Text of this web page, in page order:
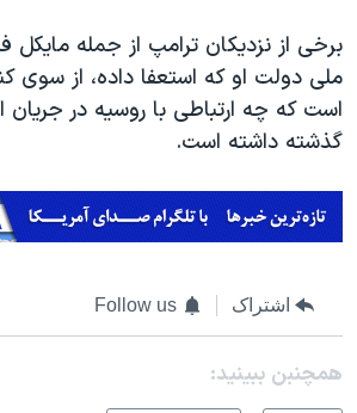
برخی از نزدیکان ترامپ از جمله مایکل
ملی دولت او که استعفا داده، از سوی
است که چه ارتباطی با روسیه در جریان
گذشته داشته است.
اشتراک Follow us
همچنبن ببینید: